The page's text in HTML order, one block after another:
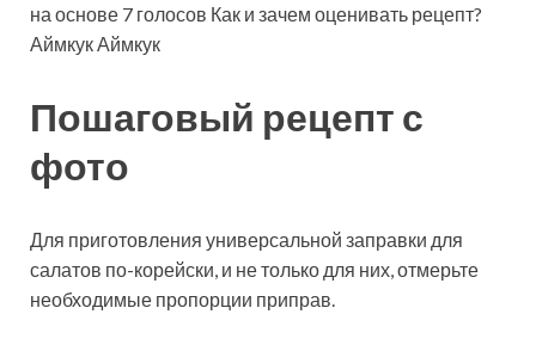
на основе 7 голосов Как и зачем оценивать рецепт?
Аймкук Аймкук
Пошаговый рецепт с
фото
Для приготовления универсальной заправки для
салатов по-корейски, и не только для них, отмерьте
необходимые пропорции приправ.